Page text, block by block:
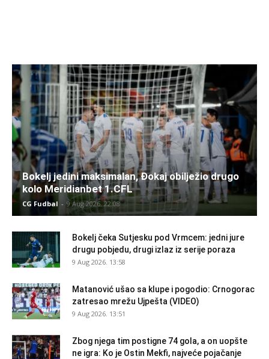
Bokelj jedini maksimalan, Đokaj obilježio drugo
kolo Meridianbet 1.CFL
CG Fudbal - 9 Aug 2026. 22:08
Bokelj čeka Sutjesku pod Vrmcem: jedni jure
drugu pobjedu, drugi izlaz iz serije poraza
9 Aug 2026. 13:58
Matanović ušao sa klupe i pogodio: Crnogorac
zatresao mrežu Ujpešta (VIDEO)
9 Aug 2026. 13:51
Zbog njega tim postigne 74 gola, a on uopšte
ne igra: Ko je Ostin Mekfi, najveće pojačanje